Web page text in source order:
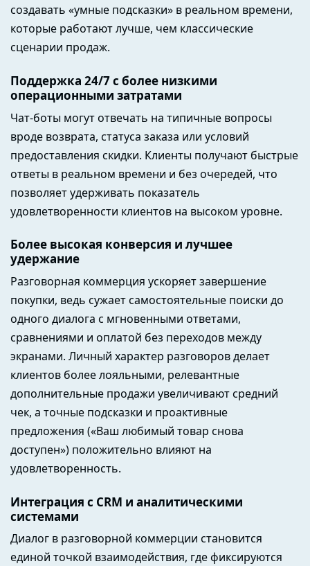
создавать «умные подсказки» в реальном времени,
которые работают лучше, чем классические
сценарии продаж.
Поддержка 24/7 с более низкими
операционными затратами
Чат-боты могут отвечать на типичные вопросы
вроде возврата, статуса заказа или условий
предоставления скидки. Клиенты получают быстрые
ответы в реальном времени и без очередей, что
позволяет удерживать показатель
удовлетворенности клиентов на высоком уровне.
Более высокая конверсия и лучшее
удержание
Разговорная коммерция ускоряет завершение
покупки, ведь сужает самостоятельные поиски до
одного диалога с мгновенными ответами,
сравнениями и оплатой без переходов между
экранами. Личный характер разговоров делает
клиентов более лояльными, релевантные
дополнительные продажи увеличивают средний
чек, а точные подсказки и проактивные
предложения («Ваш любимый товар снова
доступен») положительно влияют на
удовлетворенность.
Интеграция с CRM и аналитическими
системами
Диалог в разговорной коммерции становится
единой точкой взаимодействия, где фиксируются